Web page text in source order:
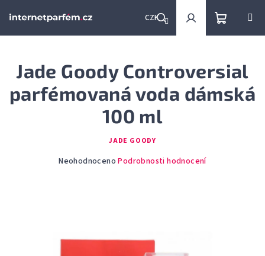
CZK
Hledat PřihlášeníNákupní
košík
Jade Goody Controversial
parfémovaná voda dámská
100 ml
JADE GOODY
Průměrné
hvězdiček.
Neohodnoceno Podrobnosti hodnocení